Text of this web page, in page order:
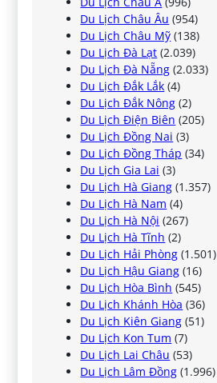
Du Lịch Châu Âu (954)
Du Lịch Châu Mỹ (138)
Du Lịch Đà Lạt (2.039)
Du Lịch Đà Nẵng (2.033)
Du Lịch Đắk Lắk (4)
Du Lịch Đắk Nông (2)
Du Lịch Điện Biên (205)
Du Lịch Đồng Nai (3)
Du Lịch Đồng Tháp (34)
Du Lịch Gia Lai (3)
Du Lịch Hà Giang (1.357)
Du Lịch Hà Nam (4)
Du Lịch Hà Nội (267)
Du Lịch Hà Tĩnh (2)
Du Lịch Hải Phòng (1.501)
Du Lịch Hậu Giang (16)
Du Lịch Hòa Bình (545)
Du Lịch Khánh Hòa (36)
Du Lịch Kiên Giang (51)
Du Lịch Kon Tum (7)
Du Lịch Lai Châu (53)
Du Lịch Lâm Đồng (1.996)